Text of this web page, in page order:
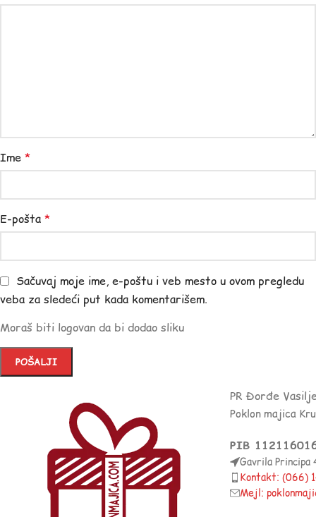
Ime *
E-pošta *
Sačuvaj moje ime, e-poštu i veb mesto u ovom pregledu
veba za sledeći put kada komentarišem.
Moraš biti logovan da bi dodao sliku
PR Đorđe
Poklon majica
PIB
Gavrila Principa
Kontakt: (066)
Mejl: